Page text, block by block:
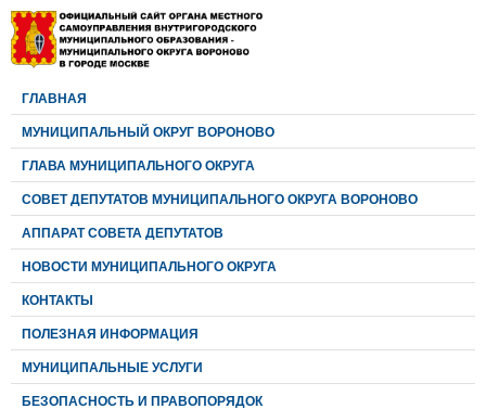
ГЛАВНАЯ
МУНИЦИПАЛЬНЫЙ ОКРУГ ВОРОНОВО
ГЛАВА МУНИЦИПАЛЬНОГО ОКРУГА
CОВЕТ ДЕПУТАТОВ МУНИЦИПАЛЬНОГО ОКРУГА ВОРОНОВО
АППАРАТ СОВЕТА ДЕПУТАТОВ
НОВОСТИ МУНИЦИПАЛЬНОГО ОКРУГА
КОНТАКТЫ
ПОЛЕЗНАЯ ИНФОРМАЦИЯ
МУНИЦИПАЛЬНЫЕ УСЛУГИ
БЕЗОПАСНОСТЬ И ПРАВОПОРЯДОК